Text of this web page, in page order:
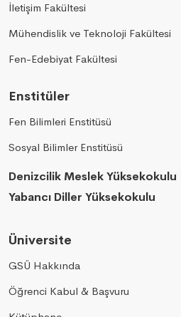
İletişim Fakültesi
Mühendislik ve Teknoloji Fakültesi
Fen-Edebiyat Fakültesi
Enstitüler
Fen Bilimleri Enstitüsü
Sosyal Bilimler Enstitüsü
Denizcilik Meslek Yüksekokulu
Yabancı Diller Yüksekokulu
Üniversite
GSÜ Hakkında
Öğrenci Kabul & Başvuru